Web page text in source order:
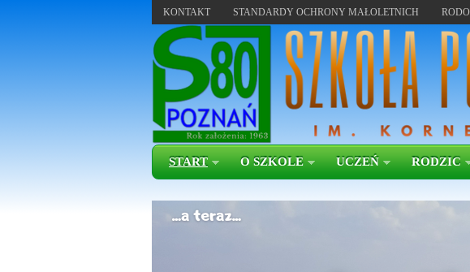
KONTAKT STANDARDY OCHRONY MAŁOLETNICH RODO
START O SZKOLE UCZEŃ RODZIC